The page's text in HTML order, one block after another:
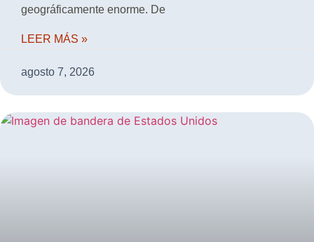
geográficamente enorme. De
LEER MÁS »
agosto 7, 2026